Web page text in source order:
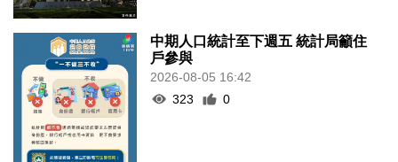
中期人口統計至下週五 統計局籲住
戶參與
2026-08-05 16:42
323
0